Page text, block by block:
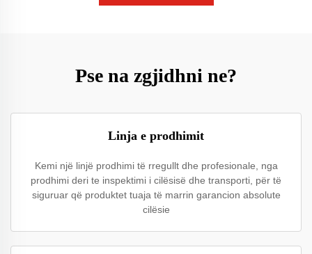
Pse na zgjidhni ne?
Linja e prodhimit
Kemi një linjë prodhimi të rregullt dhe profesionale, nga
prodhimi deri te inspektimi i cilësisë dhe transporti, për të
siguruar që produktet tuaja të marrin garancion absolute
cilësie